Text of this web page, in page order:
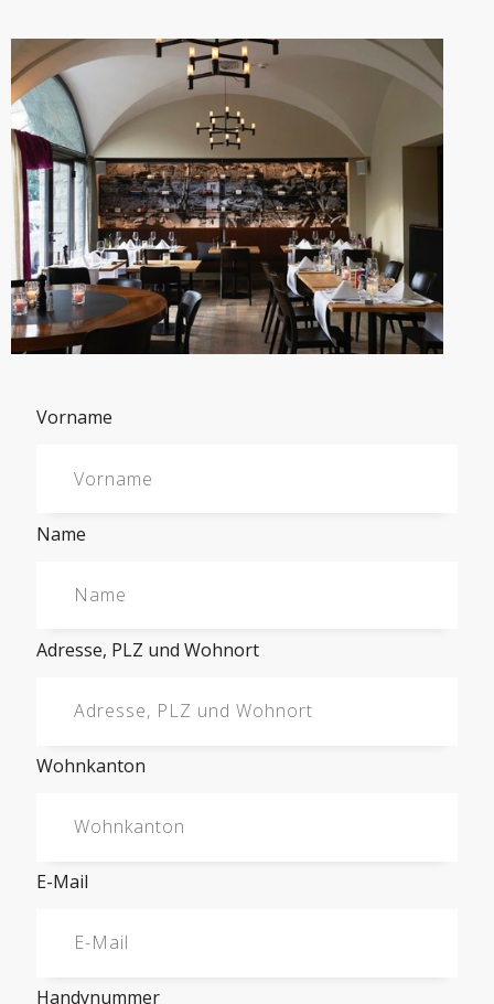
Vorname
Name
Adresse, PLZ und Wohnort
Wohnkanton
E-Mail
Handynummer